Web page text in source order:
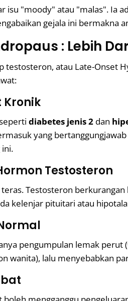
isu "moody" atau "malas". Ia
gejala ini bermakna
: Lebih
testosteron, atau Late-Onset
Kronik
diabetes jenis 2 dan
yang
Testosteron
Testosteron
kelenjar pituitari atau
pengumpulan lemak perut (
wanita), lalu menyebabkan